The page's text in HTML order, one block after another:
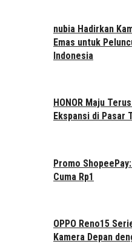
nubia Hadirkan
Emas untuk
Indonesia
HONOR Maju
Ekspansi di Pasar
Promo
Cuma Rp1
OPPO Reno15
Kamera Depan